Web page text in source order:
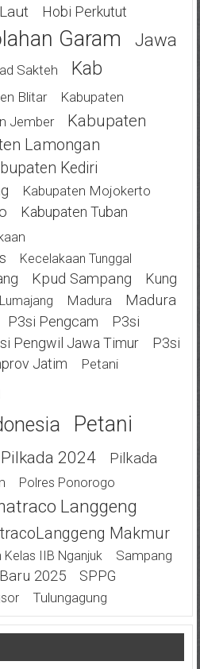
Hobi Perkutut
Garam
Jawa
Sakteh
Kab
Blitar
Kabupaten
Jember
Kabupaten
Lamongan
Kediri
Kabupaten Mojokerto
Kabupaten Tuban
Kecelakaan Tunggal
Kpud Sampang
Kung
Lumajang Madura
Madura
P3si Pengcam
P3si
Pengwil Jawa Timur
P3si
Jatim Petani
Petani
Pilkada 2024
Pilkada
Polres Ponorogo
Langgeng
Makmur
Kelas IIB Nganjuk
Sampang
2025
SPPG
Tulungagung